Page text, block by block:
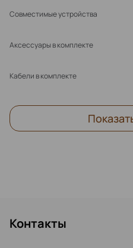
Совместимые устройства
Аксессуары в комплекте
Кабели в комплекте
Контакты